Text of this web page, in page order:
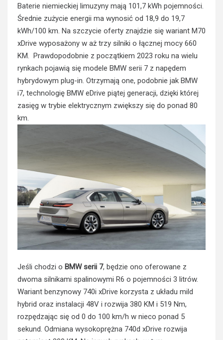
Baterie niemieckiej limuzyny mają 101,7 kWh pojemności.
Średnie zużycie energii ma wynosić od 18,9 do 19,7
kWh/100 km. Na szczycie oferty znajdzie się wariant M70
xDrive wyposażony w aż trzy silniki o łącznej mocy 660
KM. Prawdopodobnie z początkiem 2023 roku na wielu
rynkach pojawią się modele BMW serii 7 z napędem
hybrydowym plug-in. Otrzymają one, podobnie jak BMW
i7, technologię BMW eDrive piątej generacji, dzięki której
zasięg w trybie elektrycznym zwiększy się do ponad 80
km.
Jeśli chodzi o BMW serii 7, będzie ono oferowane z
dwoma silnikami spalinowymi R6 o pojemności 3 litrów.
Wariant benzynowy 740i xDrive korzysta z układu mild
hybrid oraz instalacji 48V i rozwija 380 KM i 519 Nm,
rozpędzając się od 0 do 100 km/h w nieco ponad 5
sekund. Odmiana wysokoprężna 740d xDrive rozwija